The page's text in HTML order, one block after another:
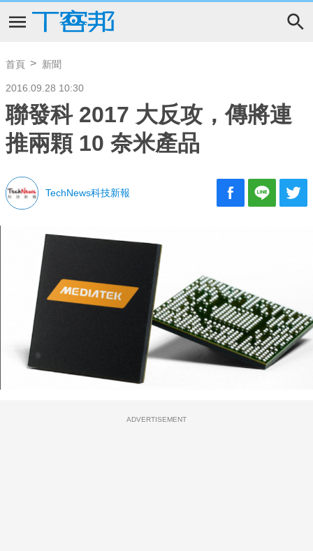
首頁 新聞
2016.09.28 10:30
聯發科 2017 大反攻，傳將連
推兩顆 10 奈米產品
TechNews科技新報
ADVERTISEMENT